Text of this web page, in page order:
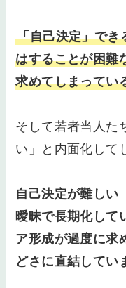
「自己決定」でき
はすることが困難
求めてしまってい
そして若者当人た
い」と内面化して
自己決定が難しい
曖昧で長期化して
ア形成が過度に求
どさに直結してい